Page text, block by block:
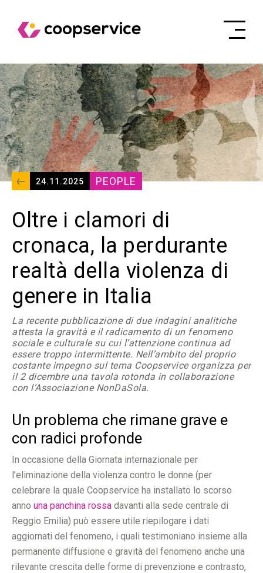
24.11.2025 PEOPLE
Oltre i clamori di
cronaca, la perdurante
realtà della violenza di
genere in Italia
La recente pubblicazione di due indagini analitiche
attesta la gravità e il radicamento di un fenomeno
sociale e culturale su cui l’attenzione continua ad
essere troppo intermittente. Nell’ambito del proprio
costante impegno sul tema Coopservice organizza per
il 2 dicembre una tavola rotonda in collaborazione
con l’Associazione NonDaSola.
Un problema che rimane grave e
con radici profonde
In occasione della Giornata internazionale per
l’eliminazione della violenza contro le donne (per
celebrare la quale Coopservice ha installato lo scorso
anno una panchina rossa davanti alla sede centrale di
Reggio Emilia) può essere utile riepilogare i dati
aggiornati del fenomeno, i quali testimoniano insieme alla
permanente diffusione e gravità del fenomeno anche una
rilevante crescita delle forme di prevenzione e contrasto,